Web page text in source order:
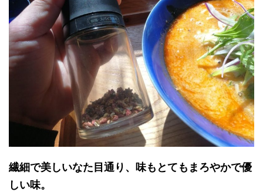
繊細で美しいなた目通り、味もとてもまろやかで優
しい味。